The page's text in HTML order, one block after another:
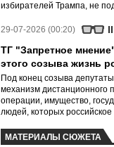
избирателей Трампа, не
29-07-2026 (00:20)
ТГ "Запретное
этого созыва жизнь
Под конец созыва
механизм дистанционного
операции, имущество,
людей, которых российское
МАТЕРИАЛЫ СЮЖЕТА